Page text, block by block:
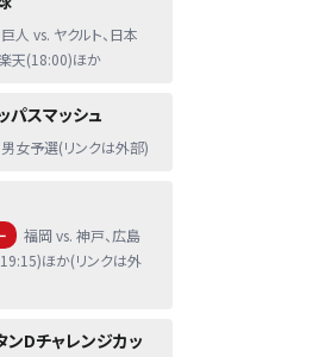
巨人 vs. ヤクルト、日本
天(18:00)ほか
パスマッシュ
男女予選(リンクは外部)
福岡 vs. 神戸、広島
ほか(リンクは外
ンDチャレンジカッ